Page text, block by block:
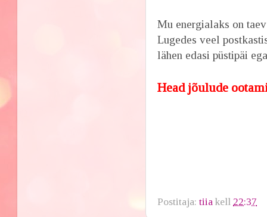
Mu energialaks on
Lugedes veel
lähen edasi püstipäi
Head jõulude
Postitaja:tiia kell 22:37